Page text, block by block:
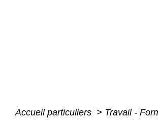
Accueil particuliers > Travail -